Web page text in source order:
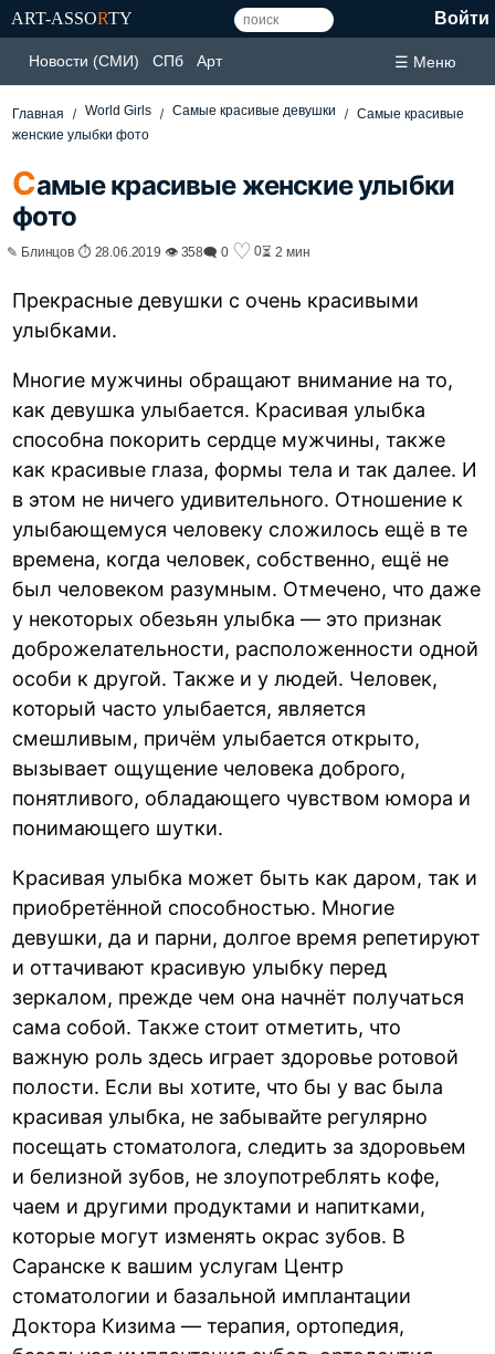
ART-ASSORTY Войти
Новости (СМИ) СПб Арт ☰ Меню
Главная World Girls Самые красивые девушки
Самые красивые
женские улыбки фото
Самые красивые женские улыбки
фото
✎ Блинцов ⏱ 28.06.2019 👁 358🗨 0 ♡ 0⏳ 2 мин
Прекрасные девушки с очень красивыми
улыбками.
Многие мужчины обращают внимание на то,
как девушка улыбается. Красивая улыбка
способна покорить сердце мужчины, также
как красивые глаза, формы тела и так далее. И
в этом не ничего удивительного. Отношение к
улыбающемуся человеку сложилось ещё в те
времена, когда человек, собственно, ещё не
был человеком разумным. Отмечено, что даже
у некоторых обезьян улыбка — это признак
доброжелательности, расположенности одной
особи к другой. Также и у людей. Человек,
который часто улыбается, является
смешливым, причём улыбается открыто,
вызывает ощущение человека доброго,
понятливого, обладающего чувством юмора и
понимающего шутки.
Красивая улыбка может быть как даром, так и
приобретённой способностью. Многие
девушки, да и парни, долгое время репетируют
и оттачивают красивую улыбку перед
зеркалом, прежде чем она начнёт получаться
сама собой. Также стоит отметить, что
важную роль здесь играет здоровье ротовой
полости. Если вы хотите, что бы у вас была
красивая улыбка, не забывайте регулярно
посещать стоматолога, следить за здоровьем
и белизной зубов, не злоупотреблять кофе,
чаем и другими продуктами и напитками,
которые могут изменять окрас зубов. В
Саранске к вашим услугам Центр
стоматологии и базальной имплантации
Доктора Кизима — терапия, ортопедия,